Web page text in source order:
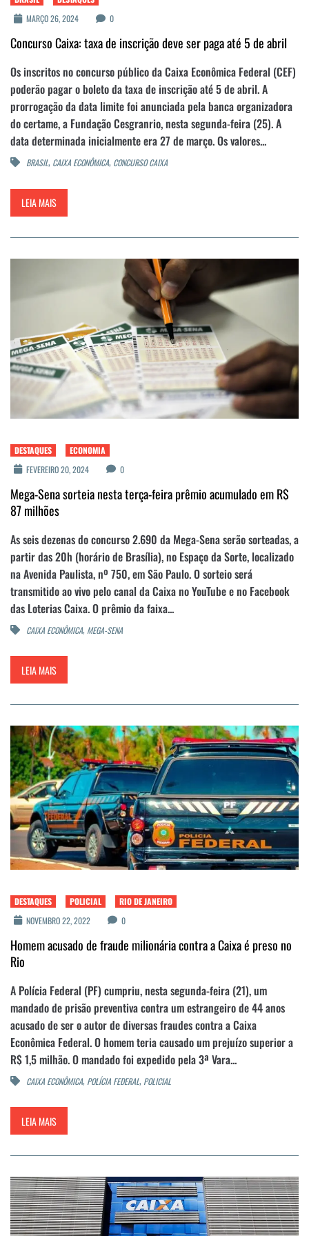
MARÇO 26, 2024
0
Concurso Caixa: taxa de inscrição deve ser paga até 5 de abril
Os inscritos no concurso público da Caixa Econômica Federal (CEF)
poderão pagar o boleto da taxa de inscrição até 5 de abril. A
prorrogação da data limite foi anunciada pela banca organizadora
do certame, a Fundação Cesgranrio, nesta segunda-feira (25). A
data determinada inicialmente era 27 de março. Os valores...
BRASIL, CAIXA ECONÔMICA, CONCURSO CAIXA
LEIA MAIS
DESTAQUES
ECONOMIA
FEVEREIRO 20, 2024
0
Mega-Sena sorteia nesta terça-feira prêmio acumulado em R$
87 milhões
As seis dezenas do concurso 2.690 da Mega-Sena serão sorteadas, a
partir das 20h (horário de Brasília), no Espaço da Sorte, localizado
na Avenida Paulista, nº 750, em São Paulo. O sorteio será
transmitido ao vivo pelo canal da Caixa no YouTube e no Facebook
das Loterias Caixa. O prêmio da faixa...
CAIXA ECONÔMICA, MEGA-SENA
LEIA MAIS
DESTAQUES POLICIAL
RIO DE JANEIRO
NOVEMBRO 22, 2022
0
Homem acusado de fraude milionária contra a Caixa é preso no
Rio
A Polícia Federal (PF) cumpriu, nesta segunda-feira (21), um
mandado de prisão preventiva contra um estrangeiro de 44 anos
acusado de ser o autor de diversas fraudes contra a Caixa
Econômica Federal. O homem teria causado um prejuízo superior a
R$ 1,5 milhão. O mandado foi expedido pela 3ª Vara...
CAIXA ECONÔMICA, POLÍCIA FEDERAL, POLICIAL
LEIA MAIS